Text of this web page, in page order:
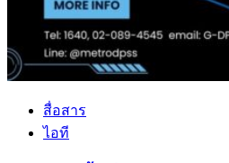
สื่อสาร
ไอที